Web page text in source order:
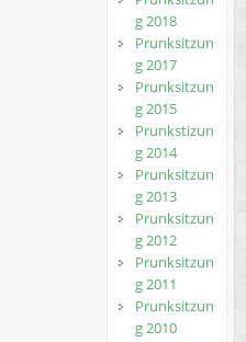
g 2018
Prunksitzun
g 2017
Prunksitzun
g 2015
Prunkstizun
g 2014
Prunksitzun
g 2013
Prunksitzun
g 2012
Prunksitzun
g 2011
Prunksitzun
g 2010